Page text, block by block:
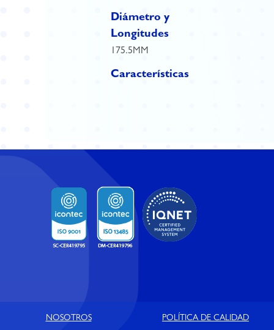
Diámetro y
Longitudes
175.5MM
Características
NOSOTROS POLÍTICA DE CALIDAD